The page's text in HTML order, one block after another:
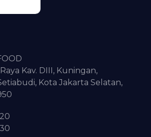
Kav. DIII, Kuningan,
Kota Jakarta Selatan,